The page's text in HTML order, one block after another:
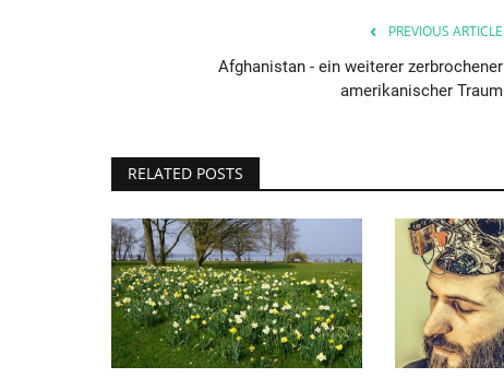
PREVIOUS ARTICLE
Afghanistan - ein weiterer zerbrochener
amerikanischer Traum
RELATED POSTS